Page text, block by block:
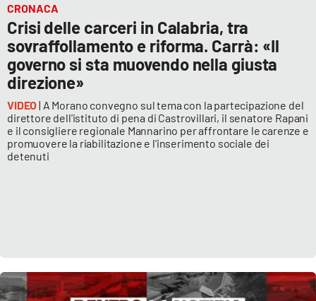
CRONACA
Crisi delle carceri in Calabria, tra
sovraffollamento e riforma. Carrà: «Il
governo si sta muovendo nella giusta
direzione»
VIDEO| A Morano convegno sul tema con la partecipazione del
direttore dell'istituto di pena di Castrovillari, il senatore Rapani
e il consigliere regionale Mannarino per affrontare le carenze e
promuovere la riabilitazione e l'inserimento sociale dei
detenuti